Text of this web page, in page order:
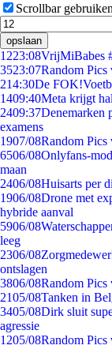
Scrollbar gebruiken
opslaan
1223:08VrijMiBabes
3523:07Random Pics
214:30De
1409:40Meta krijgt
2409:37Denemarken
examens
1907/08Random Pics
6506/08Onlyfans-
maan
2406/08Huisarts per
1906/08Drone met
hybride aanval
5906/08
leeg
2306/08
ontslagen
3806/08Random Pics
2105/08Tanken in
3405/08Dirk sluit
agressie
1205/08Random Pics